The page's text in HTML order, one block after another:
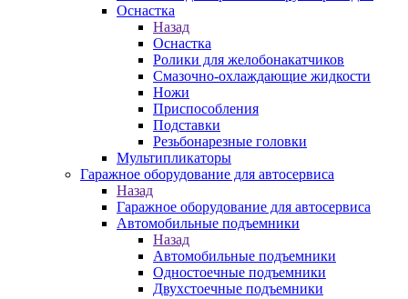
Оснастка
Назад
Оснастка
Ролики для желобонакатчиков
Смазочно-охлаждающие жидкости
Ножи
Приспособления
Подставки
Резьбонарезные головки
Мультипликаторы
Гаражное оборудование для автосервиса
Назад
Гаражное оборудование для автосервиса
Автомобильные подъемники
Назад
Автомобильные подъемники
Одностоечные подъемники
Двухстоечные подъемники